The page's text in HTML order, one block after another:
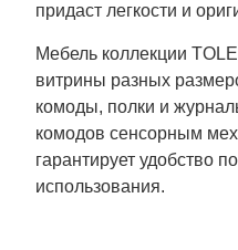
придаст легкости и
Мебель коллекции
витрины разных
комоды, полки и
комодов сенсорным
гарантирует удобство
использования.